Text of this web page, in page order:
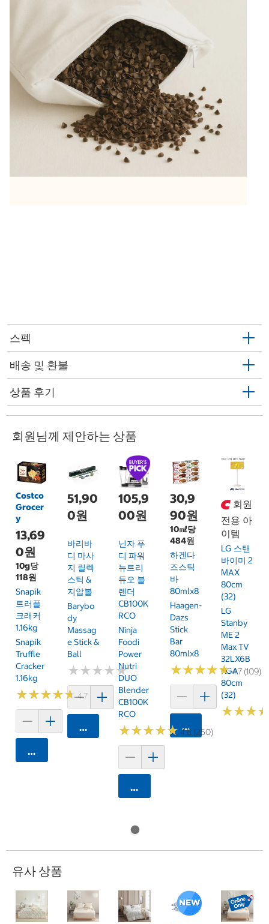
스펙
배송 및 환불
상품 후기
회원님께 제안하는 상품
Costco
Grocer
y
13,69
0원
10g당
118원
Snapik
트러플
크래커
1.16kg
Snapik
Truffle
Cracker
1.16kg
★★★★★
★★★★★4.7 (159)
카트에 담기
51,90
0원
바리바
디 마사
지 릴렉
스틱 &
지압볼
Barybo
Dy
Massag
E Stick &
Ball
★★★★★
★★★★★
카트에 담기
105,9
00원
닌자 푸
디 파워
뉴트리
듀오 블
렌더
CB100K
RCO
Ninja
Foodi
Power
Nutri
DUO
Blender
CB100K
RCO
★★★★★
★★★★★ 4.8 (250)
카트에 담기
30,9
90원
10㎖당
484원
하겐다
즈스틱
바
80mlx8
Haagen-
Dazs
Stick
Bar
80mlx8
★★★★★
★★★★★4.7 (109)
카트에 담기
회원
전용 아
이템
LG 스탠
바이미 2
MAX
80cm
(32)
LG
Stanby
ME 2
Max TV
32LX6B
KGA
80cm
(32)
★★★
★★★
유사 상품